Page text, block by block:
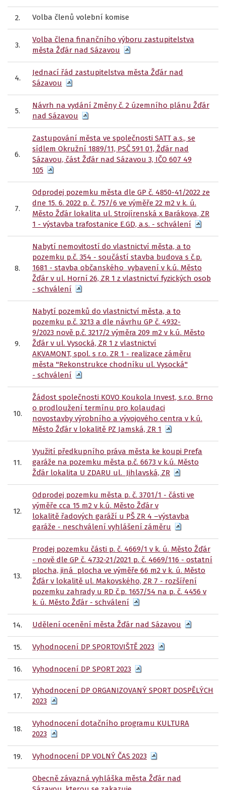
2. Volba členů volební komise
3.
Volba člena finančního výboru zastupitelstva
města Žďár nad Sázavou
4.
Jednací řád zastupitelstva města Žďár nad
Sázavou
5.
Návrh na vydání Změny č. 2 územního plánu Žďár
nad Sázavou
6.
Zastupování města ve společnosti SATT a.s., se
sídlem Okružní 1889/11, PSČ 591 01, Žďár nad
Sázavou, část Žďár nad Sázavou 3, IČO 607 49
105
7.
Odprodej pozemku města dle GP č. 4850-41/2022 ze
dne 15. 6. 2022 p. č. 757/6 ve výměře 22 m2 v k. ú.
Město Žďár lokalita ul. Strojírenská x Barákova, ZR
1 - výstavba trafostanice E.GD, a.s. - schválení
8.
Nabytí nemovitostí do vlastnictví města, a to
pozemku p.č. 354 - součástí stavba budova s č.p.
1681 - stavba občanského vybavení v k.ú. Město
Žďár v ul. Horní 26, ZR 1 z vlastnictví fyzických osob
- schválení
9.
Nabytí pozemků do vlastnictví města, a to
pozemku p.č. 3213 a dle návrhu GP č. 4932-
9/2023 nově p.č. 3217/2 výměra 209 m2 v k.ú. Město
Žďár v ul. Vysocká, ZR 1 z vlastnictví
AKVAMONT, spol. s r.o. ZR 1 - realizace záměru
města "Rekonstrukce chodníku ul. Vysocká"
- schválení
10.
Žádost společnosti KOVO Koukola Invest, s.r.o. Brno
o prodloužení termínu pro kolaudaci
novostavby výrobního a vývojového centra v k.ú.
Město Žďár v lokalitě PZ Jamská, ZR 1
11.
Využití předkupního práva města ke koupi Prefa
garáže na pozemku města p.č. 6673 v k.ú. Město
Žďár lokalita U ZDARU ul. Jihlavská, ZR
12.
Odprodej pozemku města p. č. 3701/1 - části ve
výměře cca 15 m2 v k.ú. Město Žďár v
lokalitě řadových garáží u PŠ ZR 4 –výstavba
garáže - neschválení vyhlášení záměru
13.
Prodej pozemku části p. č. 4669/1 v k. ú. Město Žďár
- nově dle GP č. 4732-21/2021 p. č. 4669/116 - ostatní
plocha, jiná plocha ve výměře 66 m2 v k. ú. Město
Žďár v lokalitě ul. Makovského, ZR 7 - rozšíření
pozemku zahrady u RD č.p. 1657/54 na p. č. 4456 v
k. ú. Město Žďár - schválení
14. Udělení ocenění města Žďár nad Sázavou
15. Vyhodnocení DP SPORTOVIŠTĚ 2023
16. Vyhodnocení DP SPORT 2023
17.
Vyhodnocení DP ORGANIZOVANÝ SPORT DOSPĚLÝCH
2023
18.
Vyhodnocení dotačního programu KULTURA
2023
19. Vyhodnocení DP VOLNÝ ČAS 2023
Obecně závazná vyhláška města Žďár nad